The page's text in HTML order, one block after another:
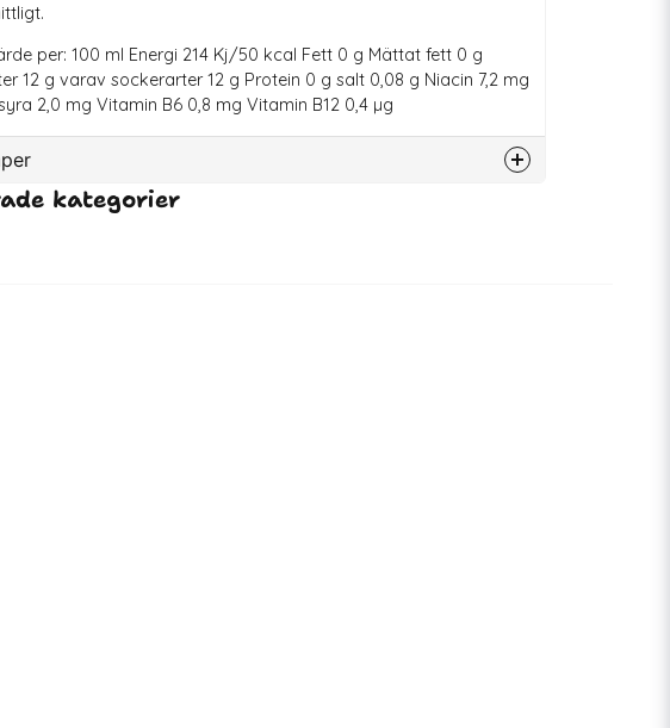
per: 100 ml Energi 214 Kj/50 kcal Fett 0 g Mättat fett 0 g
12 g varav sockerarter 12 g Protein 0 g salt 0,08 g Niacin 7,2 mg
2,0 mg Vitamin B6 0,8 mg Vitamin B12 0,4 µg
kategorier